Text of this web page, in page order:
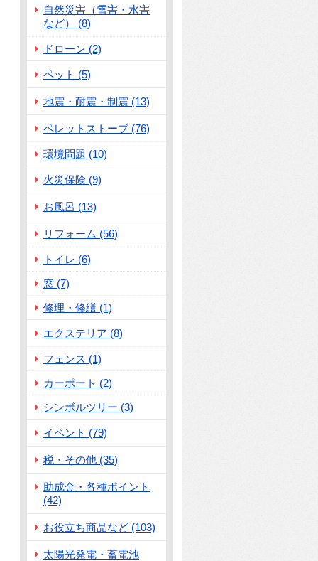
自然災害（雪害・水害
など） (8)
ドローン (2)
ペット (5)
地震・耐震・制震 (13)
ペレットストーブ (76)
環境問題 (10)
火災保険 (9)
お風呂 (13)
リフォーム (56)
トイレ (6)
窓 (7)
修理・修繕 (1)
エクステリア (8)
フェンス (1)
カーポート (2)
シンボルツリー (3)
イベント (79)
税・その他 (35)
助成金・各種ポイント
(42)
お役立ち商品など (103)
太陽光発電・蓄電池